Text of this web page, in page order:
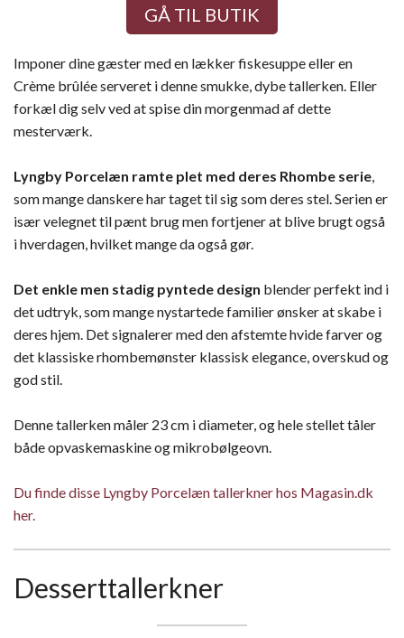
GÅ TIL BUTIK
Imponer dine gæster med en lækker fiskesuppe eller en
Crème brûlée serveret i denne smukke, dybe tallerken. Eller
forkæl dig selv ved at spise din morgenmad af dette
mesterværk.
Lyngby Porcelæn ramte plet med deres Rhombe serie,
som mange danskere har taget til sig som deres stel. Serien er
især velegnet til pænt brug men fortjener at blive brugt også
i hverdagen, hvilket mange da også gør.
Det enkle men stadig pyntede design blender perfekt ind i
det udtryk, som mange nystartede familier ønsker at skabe i
deres hjem. Det signalerer med den afstemte hvide farver og
det klassiske rhombemønster klassisk elegance, overskud og
god stil.
Denne tallerken måler 23 cm i diameter, og hele stellet tåler
både opvaskemaskine og mikrobølgeovn.
Du finde disse Lyngby Porcelæn tallerkner hos Magasin.dk
her.
Desserttallerkner